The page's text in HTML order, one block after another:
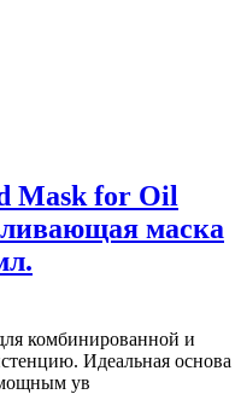
Mask for Oil
маска
комбинированной и
Идеальная основа
ув